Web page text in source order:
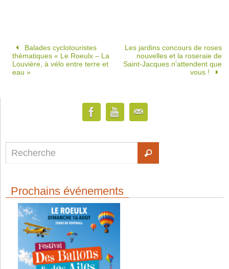
Balades cyclotouristes
thématiques « Le Roeulx – La
Louvière, à vélo entre terre et
eau »
Les jardins concours de roses
nouvelles et la roseraie de
Saint-Jacques n’attendent que
vous !
Prochains événements